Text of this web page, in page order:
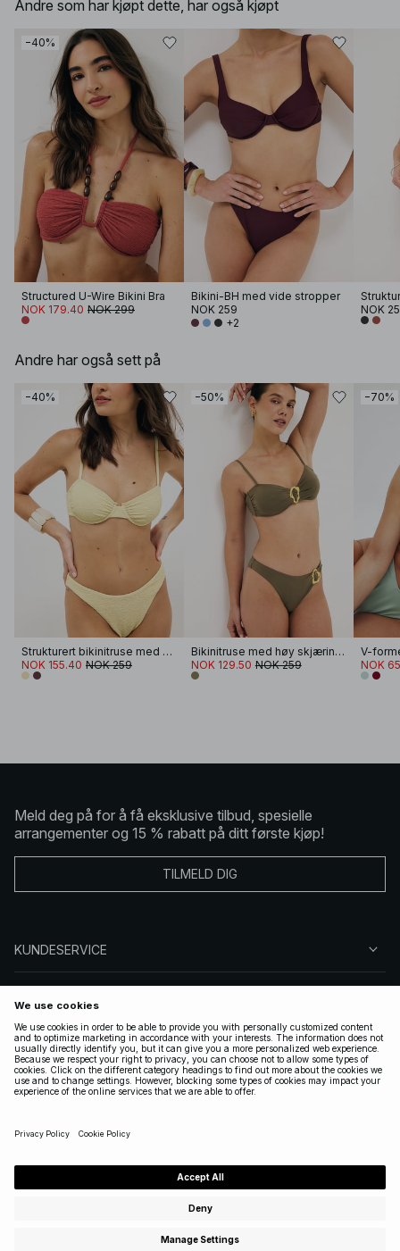
Andre som har kjøpt dette, har også kjøpt
−40%
Structured U-Wire Bikini Bra
NOK 179.40 NOK 299
Bikini-BH med vide stropper
NOK 259
+2
NOK
Andre har også sett på
−40%
Strukturert bikinitruse med høyt liv
NOK 155.40 NOK 259
−50%
Bikinitruse med høy skjæring og spenne
NOK 129.50 NOK 259
−70%
V-
NOK
Meld deg på for å få eksklusive tilbud, spesielle
arrangementer og 15 % rabatt på ditt første kjøp!
TILMELD DIG
KUNDESERVICE
FØLG OSS
LOVLIG